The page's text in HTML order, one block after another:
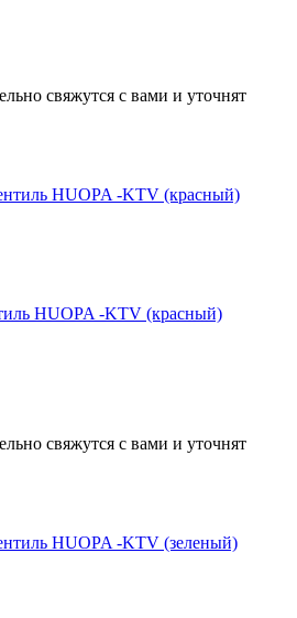
свяжутся с вами и уточнят
HUOPA -KTV (красный)
свяжутся с вами и уточнят